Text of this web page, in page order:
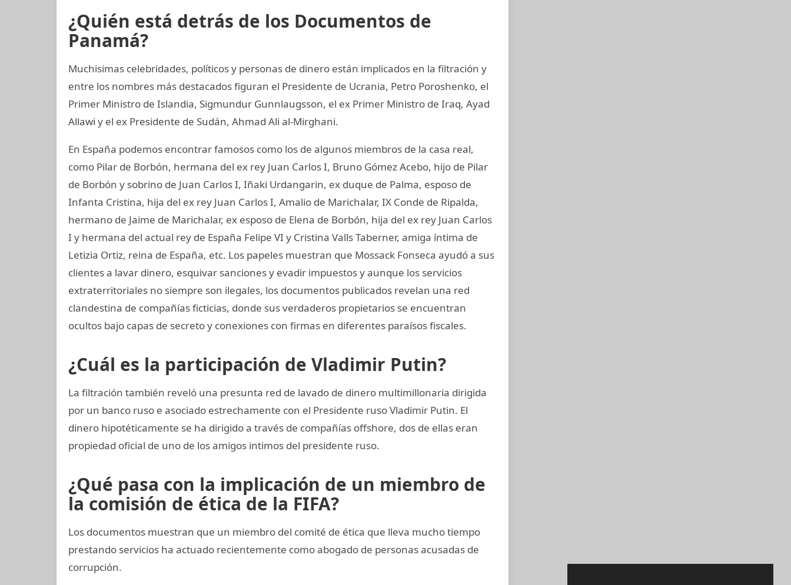
¿Quién está detrás de los Documentos de
Panamá?
Muchisimas celebridades, políticos y personas de dinero están implicados en la filtración y
entre los nombres más destacados figuran el Presidente de Ucrania, Petro Poroshenko, el
Primer Ministro de Islandia, Sigmundur Gunnlaugsson, el ex Primer Ministro de Iraq, Ayad
Allawi y el ex Presidente de Sudán, Ahmad Ali al-Mirghani.
En España podemos encontrar famosos como los de algunos miembros de la casa real,
como Pilar de Borbón, hermana del ex rey Juan Carlos I, Bruno Gómez Acebo, hijo de Pilar
de Borbón y sobrino de Juan Carlos I, Iñaki Urdangarin, ex duque de Palma, esposo de
Infanta Cristina, hija del ex rey Juan Carlos I, Amalio de Marichalar, IX Conde de Ripalda,
hermano de Jaime de Marichalar, ex esposo de Elena de Borbón, hija del ex rey Juan Carlos
I y hermana del actual rey de España Felipe VI y Cristina Valls Taberner, amiga íntima de
Letizia Ortiz, reina de España, etc. Los papeles muestran que Mossack Fonseca ayudó a sus
clientes a lavar dinero, esquivar sanciones y evadir impuestos y aunque los servicios
extraterritoriales no siempre son ilegales, los documentos publicados revelan una red
clandestina de compañías ficticias, donde sus verdaderos propietarios se encuentran
ocultos bajo capas de secreto y conexiones con firmas en diferentes paraísos fiscales.
¿Cuál es la participación de Vladimir Putin?
La filtración también reveló una presunta red de lavado de dinero multimillonaria dirigida
por un banco ruso e asociado estrechamente con el Presidente ruso Vladimir Putin. El
dinero hipotéticamente se ha dirigido a través de compañías offshore, dos de ellas eran
propiedad oficial de uno de los amigos intimos del presidente ruso.
¿Qué pasa con la implicación de un miembro de
la comisión de ética de la FIFA?
Los documentos muestran que un miembro del comité de ética que lleva mucho tiempo
prestando servicios ha actuado recientemente como abogado de personas acusadas de
corrupción.